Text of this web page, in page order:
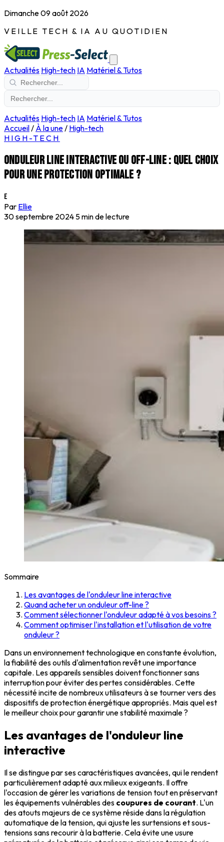
Dimanche 09 août 2026
VEILLE TECH & IA AU QUOTIDIEN
Actualités High-tech IA Matériel & Tutos
Actualités High-tech IA Matériel & Tutos
Accueil/ À la une/ High-tech
HIGH-TECH
Onduleur Line Interactive ou Off-Line : quel choix
pour une protection optimale ?
E
Par Ellie
30 septembre 2024 5 min de lecture
Sommaire
Les avantages de l'onduleur line interactive
Quand acheter un onduleur off-line ?
Comment sélectionner l'onduleur adapté à vos besoins ?
Comment optimiser l'installation et l'utilisation de votre
onduleur ?
Dans un environnement technologique en constante évolution,
la fiabilité des outils d'alimentation revêt une importance
capitale. Les appareils sensibles doivent fonctionner sans
interruption pour éviter des pertes considérables. Cette
nécessité incite de nombreux utilisateurs à se tourner vers des
dispositifs de protection énergétique appropriés. Mais quel est
le meilleur choix pour garantir une stabilité maximale ?
Les avantages de l'onduleur line
interactive
Il se distingue par ses caractéristiques avancées, qui le rendent
particulièrement adapté aux milieux exigeants. Il offre
l'occasion de gérer les variations de tension tout en préservant
les équipements vulnérables des coupures de courant. L'un
des atouts majeurs de ce système réside dans la régulation
automatique de la tension, qui ajuste les surtensions et sous-
tensions sans recourir à la batterie. Cela évite une usure